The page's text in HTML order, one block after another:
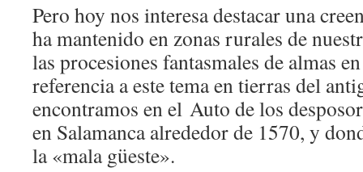
Pero hoy nos interesa destacar una
ha mantenido en zonas rurales de
las procesiones fantasmales de almas
referencia a este tema en tierras del
encontramos en el Auto de los
en Salamanca alrededor de 1570, y
la «mala güeste».